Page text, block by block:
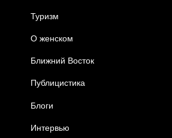
Туризм
О женском
Ближний Восток
Публицистика
Блоги
Интервью